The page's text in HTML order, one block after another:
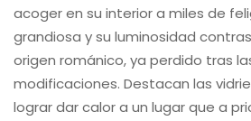
acoger en su interior a miles de
grandiosa y su luminosidad
origen románico, ya perdido tras
modificaciones. Destacan las
lograr dar calor a un lugar que a